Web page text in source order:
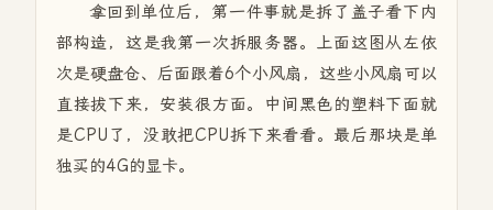
拿回到单位后，第一件事就是拆了盖子看下内
部构造，这是我第一次拆服务器。上面这图从左依
次是硬盘仓、后面跟着6个小风扇，这些小风扇可以
直接拔下来，安装很方面。中间黑色的塑料下面就
是CPU了，没敢把CPU拆下来看看。最后那块是单
独买的4G的显卡。